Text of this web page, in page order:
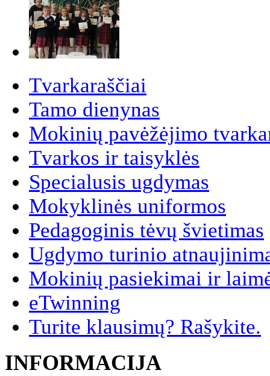
Tvarkaraščiai
Tamo dienynas
Mokinių pavėžėjimo
Tvarkos ir taisyklės
Specialusis ugdymas
Mokyklinės uniformos
Pedagoginis tėvų švietimas
Ugdymo turinio
Mokinių pasiekimai ir
eTwinning
Turite klausimų? Rašykite.
INFORMACIJA